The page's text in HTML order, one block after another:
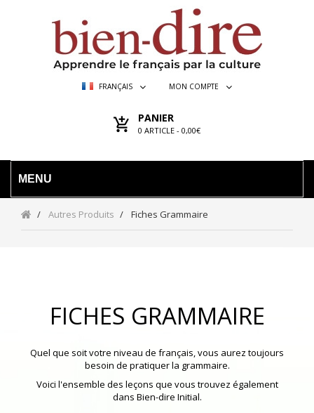
FRANÇAIS MON COMPTE
PANIER
0 ARTICLE - 0,00€
MENU
Autres Produits Fiches Grammaire
FICHES GRAMMAIRE
Quel que soit votre niveau de français, vous aurez toujours
besoin de pratiquer la grammaire.
Voici l'ensemble des leçons que vous trouvez également
dans Bien-dire Initial.